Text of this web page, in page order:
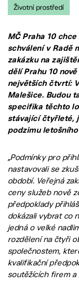
Životní prostředí
MČ Praha 10
schválení v Radě
zakázku na
dělí Prahu 10
největších čtvrtí:
Malešice. Budou
specifika těchto
stávající čtyřleté,
podzimu
„Podmínky pro
nastavovali se
období. Veřejná
ceny služeb nově
předpoklady
dokázali vybrat co
jedná o velké
rozdělení na čtyři
společnostem,
kvalifikační
soutěžících firem a